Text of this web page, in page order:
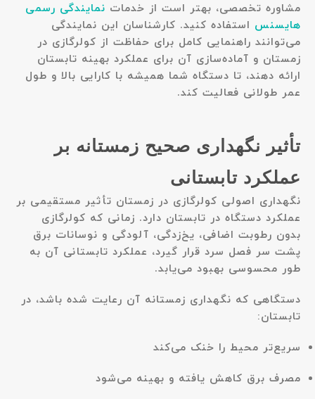
مشاوره تخصصی، بهتر است از خدمات نمایندگی رسمی
هایسنس استفاده کنید. کارشناسان این نمایندگی
می‌توانند راهنمایی کامل برای حفاظت از کولرگازی در
زمستان و آماده‌سازی آن برای عملکرد بهینه تابستان
ارائه دهند، تا دستگاه شما همیشه با کارایی بالا و طول
عمر طولانی فعالیت کند.
تأثیر نگهداری صحیح زمستانه بر
عملکرد تابستانی
نگهداری اصولی کولرگازی در زمستان تأثیر مستقیمی بر
عملکرد دستگاه در تابستان دارد. زمانی که کولرگازی
بدون رطوبت اضافی، یخ‌زدگی، آلودگی و نوسانات برق
پشت سر فصل سرد قرار گیرد، عملکرد تابستانی آن به
طور محسوسی بهبود می‌یابد.
دستگاهی که نگهداری زمستانه آن رعایت شده باشد، در
تابستان:
سریع‌تر محیط را خنک می‌کند
مصرف برق کاهش یافته و بهینه می‌شود